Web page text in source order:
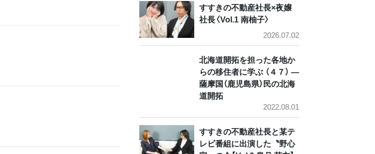
すすきの不動産社長×夜嬢
社長〈Vol.1 南柚子〉
2026.07.02
北海道開拓を担った各地か
らの移住者に学ぶ （４７） ―
薩摩国（鹿児島県）民の北海
道開拓
2022.08.01
すすきの不動産社長と某テ
レビ番組に出演した〝野心